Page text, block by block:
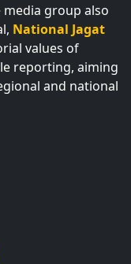
media group also
National Jagat
values of
reporting, aiming
and national